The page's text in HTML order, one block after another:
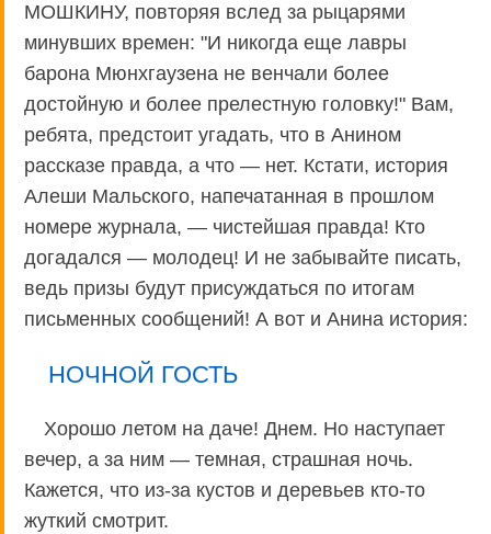
МОШКИНУ, повторяя вслед за рыцарями
минувших времен: "И никогда еще лавры
барона Мюнхгаузена не венчали более
достойную и более прелестную головку!" Вам,
ребята, предстоит угадать, что в Анином
рассказе правда, а что — нет. Кстати, история
Алеши Мальского, напечатанная в прошлом
номере журнала, — чистейшая правда! Кто
догадался — молодец! И не забывайте писать,
ведь призы будут присуждаться по итогам
письменных сообщений! А вот и Анина история:
НОЧНОЙ ГОСТЬ
Хорошо летом на даче! Днем. Но наступает
вечер, а за ним — темная, страшная ночь.
Кажется, что из-за кустов и деревьев кто-то
жуткий смотрит.